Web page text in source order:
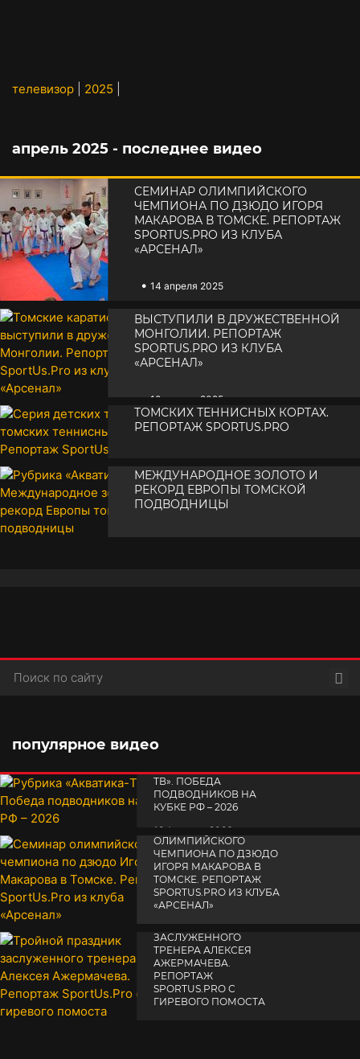
телевизор 2025
апрель 2025 - последнее видео
СЕМИНАР ОЛИМПИЙСКОГО
ЧЕМПИОНА ПО ДЗЮДО ИГОРЯ
МАКАРОВА В ТОМСКЕ. РЕПОРТАЖ
SPORTUS.PRO ИЗ КЛУБА
«АРСЕНАЛ»
•14 апреля 2025
ВЫСТУПИЛИ В ДРУЖЕСТВЕННОЙ
МОНГОЛИИ. РЕПОРТАЖ
SPORTUS.PRO ИЗ КЛУБА
«АРСЕНАЛ»
•10 апреля 2025
СЕРИЯ ДЕТСКИХ ТУРНИРОВ НА
ТОМСКИХ ТЕННИСНЫХ КОРТАХ.
РЕПОРТАЖ SPORTUS.PRO
МЕЖДУНАРОДНОЕ ЗОЛОТО И
РЕКОРД ЕВРОПЫ ТОМСКОЙ
ПОДВОДНИЦЫ
популярное видео
TВ». ПОБЕДА
ПОДВОДНИКОВ НА
КУБКЕ РФ – 2026
19 февраля 2026
СЕМИНАР
ОЛИМПИЙСКОГО
ЧЕМПИОНА ПО ДЗЮДО
ИГОРЯ МАКАРОВА В
ТОМСКЕ. РЕПОРТАЖ
SPORTUS.PRO ИЗ КЛУБА
«АРСЕНАЛ»
ЗАСЛУЖЕННОГО
ТРЕНЕРА АЛЕКСЕЯ
АЖЕРМАЧЕВА.
РЕПОРТАЖ
SPORTUS.PRO С
ГИРЕВОГО ПОМОСТА